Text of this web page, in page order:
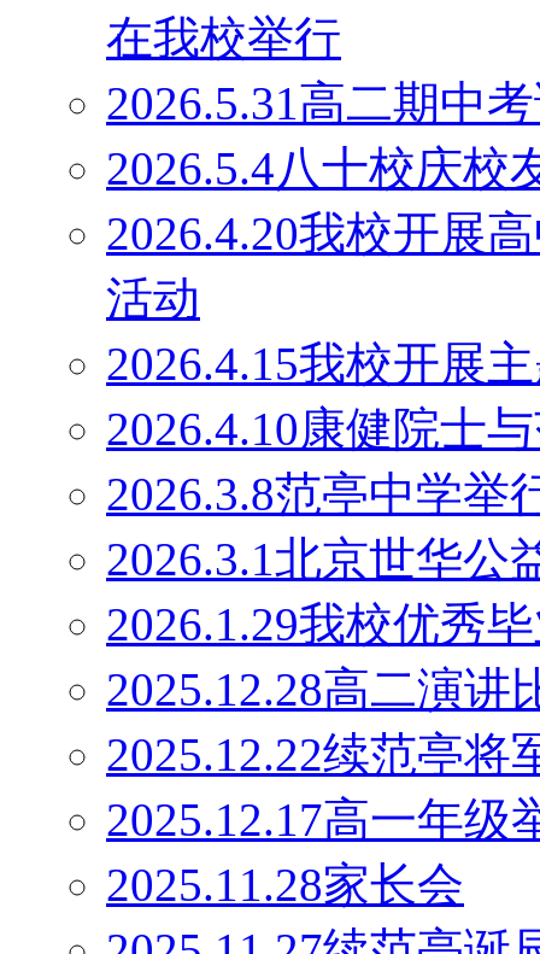
在我校举行
2026.5.31高二期中
2026.5.4八十校庆校
2026.4.20我校开展
活动
2026.4.15我校开展
2026.4.10康健院士
2026.3.8范亭中学举
2026.3.1北京世华公
2026.1.29我校优秀
2025.12.28高二演讲
2025.12.22续范亭将
2025.12.17高一年级
2025.11.28家长会